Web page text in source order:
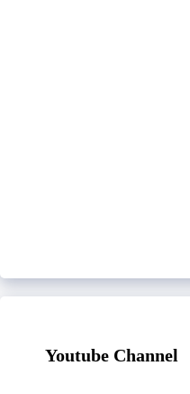
Youtube Channel